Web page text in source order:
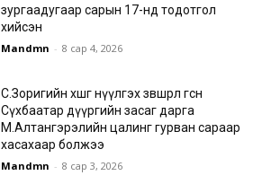
зургаадугаар сарын 17-нд тодотгол
хийсэн
Mandmn - 8 сар 4, 2026
С.Зоригийн хөшөөг нүүлгэх зөвшөөрөл өгсөн
Сүхбаатар дүүргийн засаг дарга
М.Алтангэрэлийн цалинг гурван сараар
хасахаар болжээ
Mandmn - 8 сар 3, 2026